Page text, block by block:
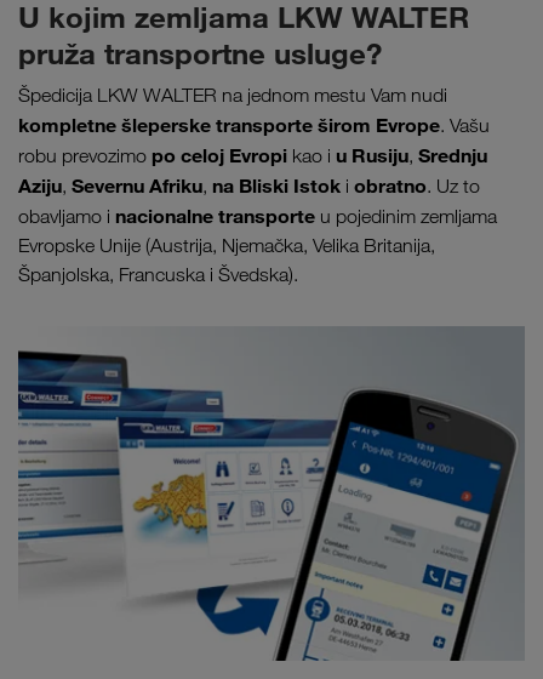
U kojim zemljama LKW WALTER
pruža transportne usluge?
Špedicija LKW WALTER na jednom mestu Vam nudi
kompletne šleperske transporte širom Evrope. Vašu
robu prevozimo po celoj Evropi kao i u Rusiju, Srednju
Aziju, Severnu Afriku, na Bliski Istok i obratno. Uz to
obavljamo i nacionalne transporte u pojedinim zemljama
Evropske Unije (Austrija, Njemačka, Velika Britanija,
Španjolska, Francuska i Švedska).